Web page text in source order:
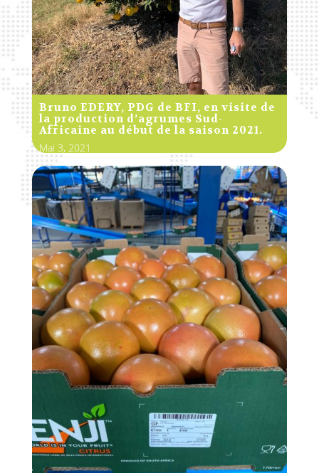
Bruno EDERY, PDG de BFI, en visite de
la production d’agrumes Sud-
Africaine au début de la saison 2021.
Mai 3, 2021